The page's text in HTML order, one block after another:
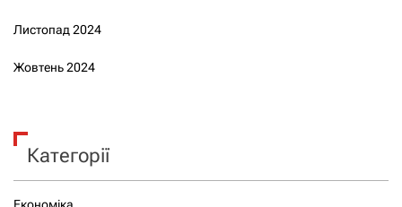
Листопад 2024
Жовтень 2024
Категорії
Економіка